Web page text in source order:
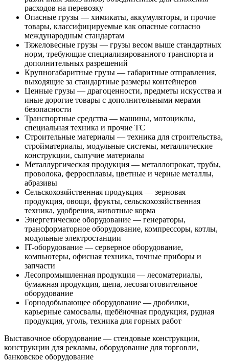
расходов на перевозку
Опасные грузы — химикаты, аккумуляторы, и прочие
товары, классифицируемые как опасные согласно
международным стандартам
Тяжеловесные грузы — грузы весом выше стандартных
норм, требующие специализированного транспорта и
дополнительных разрешений
Крупногабаритные грузы — габаритные отправления,
выходящие за стандартные размеры контейнеров
Ценные грузы — драгоценности, предметы искусства и
иные дорогие товары с дополнительными мерами
безопасности
Транспортные средства — машины, мотоциклы,
специальная техника и прочие ТС
Строительные материалы — техника для строительства,
стройматериалы, модульные системы, металлические
конструкции, сыпучие материалы
Металлургическая продукция — металлопрокат, трубы,
проволока, ферросплавы, цветные и черные металлы,
абразивы
Сельскохозяйственная продукция — зерновая
продукция, овощи, фрукты, сельскохозяйственная
техника, удобрения, животные корма
Энергетическое оборудование — генераторы,
трансформаторное оборудование, компрессоры, котлы,
модульные электростанции
IT-оборудование — серверное оборудование,
компьютеры, офисная техника, точные приборы и
запчасти
Лесопромышленная продукция — лесоматериалы,
бумажная продукция, щепа, лесозаготовительное
оборудование
Горнодобывающее оборудование — дробилки,
карьерные самосвалы, щебёночная продукция, рудная
продукция, уголь, техника для горных работ
Выставочное оборудование — стендовые конструкции,
конструкции для рекламы, оборудование для торговли,
банковское оборудование